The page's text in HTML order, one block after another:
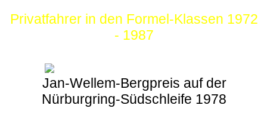
Privatfahrer in den Formel-Klassen 1972
- 1987
Jan-Wellem-Bergpreis auf der
Nürburgring-Südschleife 1978